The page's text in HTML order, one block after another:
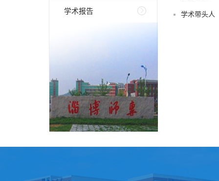
学术报告 学术带头人